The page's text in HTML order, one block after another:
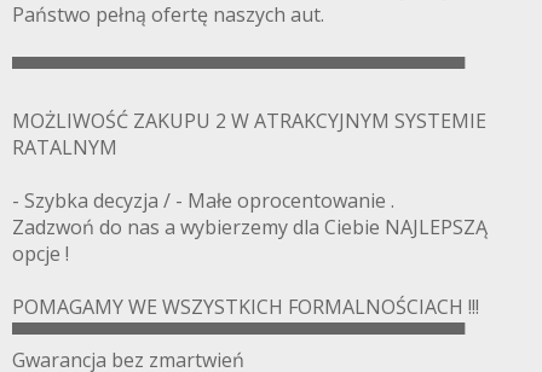
Państwo pełną ofertę naszych aut.
▀▀▀▀▀▀▀▀▀▀▀▀▀▀▀▀▀▀▀▀▀▀▀▀▀▀▀▀▀▀▀▀▀▀
MOŻLIWOŚĆ ZAKUPU 2 W ATRAKCYJNYM SYSTEMIE
RATALNYM
- Szybka decyzja / - Małe oprocentowanie .
Zadzwoń do nas a wybierzemy dla Ciebie NAJLEPSZĄ
opcje !
POMAGAMY WE WSZYSTKICH FORMALNOŚCIACH !!!
▀▀▀▀▀▀▀▀▀▀▀▀▀▀▀▀▀▀▀▀▀▀▀▀▀▀▀▀▀▀▀▀▀▀
Gwarancja bez zmartwień